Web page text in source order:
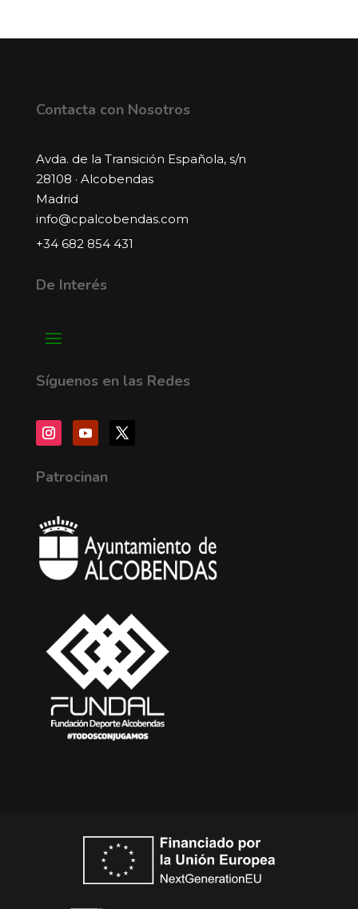
Contacta con Nosotros
Avda. de la Transición Española, s/n
28108 · Alcobendas
Madrid
info@cpalcobendas.com
+34 682 854 431
De Interés
Síguenos en las Redes
Patrocinan